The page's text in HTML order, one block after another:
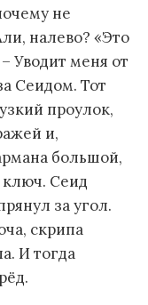
не
налево? «Это
Уводит меня от
Сеидом. Тот
проулок,
и,
большой,
Сеид
за угол.
скрипа
И тогда